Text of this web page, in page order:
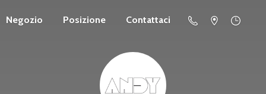
Negozio Posizione Contattaci